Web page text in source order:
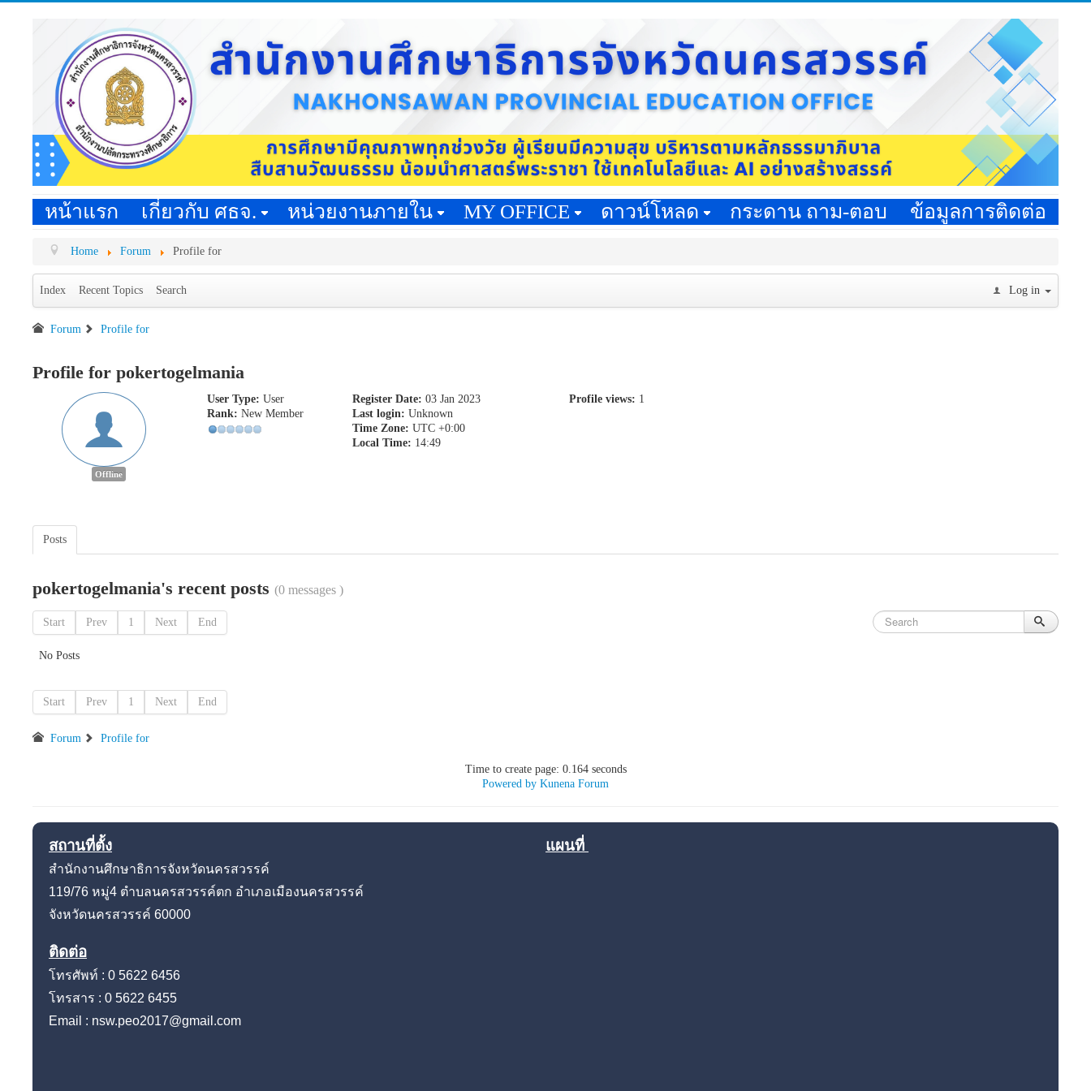
หน้าแรก เกี่ยวกับ ศธจ. หน่วยงานภายใน MY OFFICE ดาวน์โหลด กระดาน ถาม-ตอบ ข้อมูลการติดต่อ
Home Forum Profile for
Index Recent Topics Search Log in
Forum Profile for
Profile for pokertogelmania
Offline
User Type: User
Rank: New Member
Register Date: 03 Jan 2023
Last login: Unknown
Time Zone: UTC +0:00
Local Time: 14:49
Profile views: 1
Posts
pokertogelmania's recent posts (0 messages )
Start Prev 1 Next End
No Posts
Start Prev 1 Next End
Forum Profile for
Time to create page: 0.164 seconds
Powered by Kunena Forum
สถานที่ตั้ง
สำนักงานศึกษาธิการจังหวัดนครสวรรค์
119/76 หมู่4 ตำบลนครสวรรค์ตก อำเภอเมืองนครสวรรค์
จังหวัดนครสวรรค์ 60000
ติดต่อ
โทรศัพท์ : 0 5622 6456
โทรสาร : 0 5622 6455
Email : nsw.peo2017@gmail.com
แผนที่